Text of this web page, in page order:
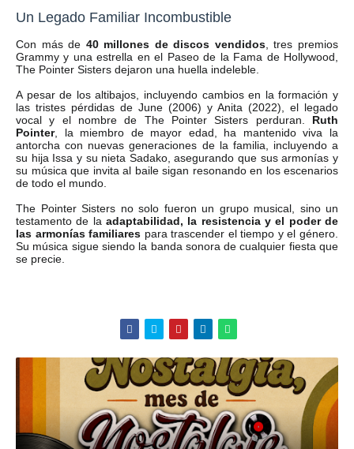
Un Legado Familiar Incombustible
Con más de 40 millones de discos vendidos, tres premios
Grammy y una estrella en el Paseo de la Fama de Hollywood,
The Pointer Sisters dejaron una huella indeleble.
A pesar de los altibajos, incluyendo cambios en la formación y
las tristes pérdidas de June (2006) y Anita (2022), el legado
vocal y el nombre de The Pointer Sisters perduran. Ruth
Pointer, la miembro de mayor edad, ha mantenido viva la
antorcha con nuevas generaciones de la familia, incluyendo a
su hija Issa y su nieta Sadako, asegurando que sus armonías y
su música que invita al baile sigan resonando en los escenarios
de todo el mundo.
The Pointer Sisters no solo fueron un grupo musical, sino un
testamento de la adaptabilidad, la resistencia y el poder de
las armonías familiares para trascender el tiempo y el género.
Su música sigue siendo la banda sonora de cualquier fiesta que
se precie.